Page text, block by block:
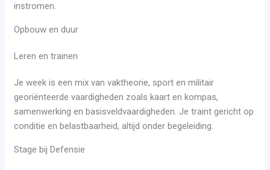
instromen.
Opbouw en duur
Leren en trainen
Je week is een mix van vaktheorie, sport en militair
georiënteerde vaardigheden zoals kaart en kompas,
samenwerking en basisveldvaardigheden. Je traint gericht op
conditie en belastbaarheid, altijd onder begeleiding.
Stage bij Defensie